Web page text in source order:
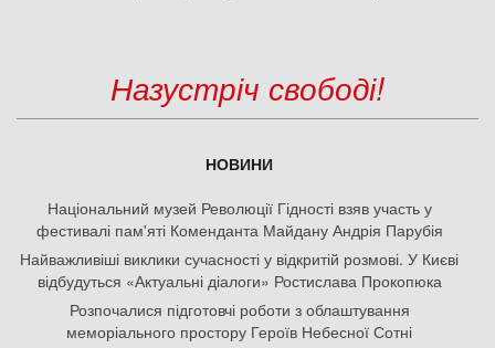
Назустріч свободі!
НОВИНИ
Національний музей Революції Гідності взяв участь у
фестивалі пам'яті Коменданта Майдану Андрія Парубія
Найважливіші виклики сучасності у відкритій розмові. У Києві
відбудуться «Актуальні діалоги» Ростислава Прокопюка
Розпочалися підготовчі роботи з облаштування
меморіального простору Героїв Небесної Сотні